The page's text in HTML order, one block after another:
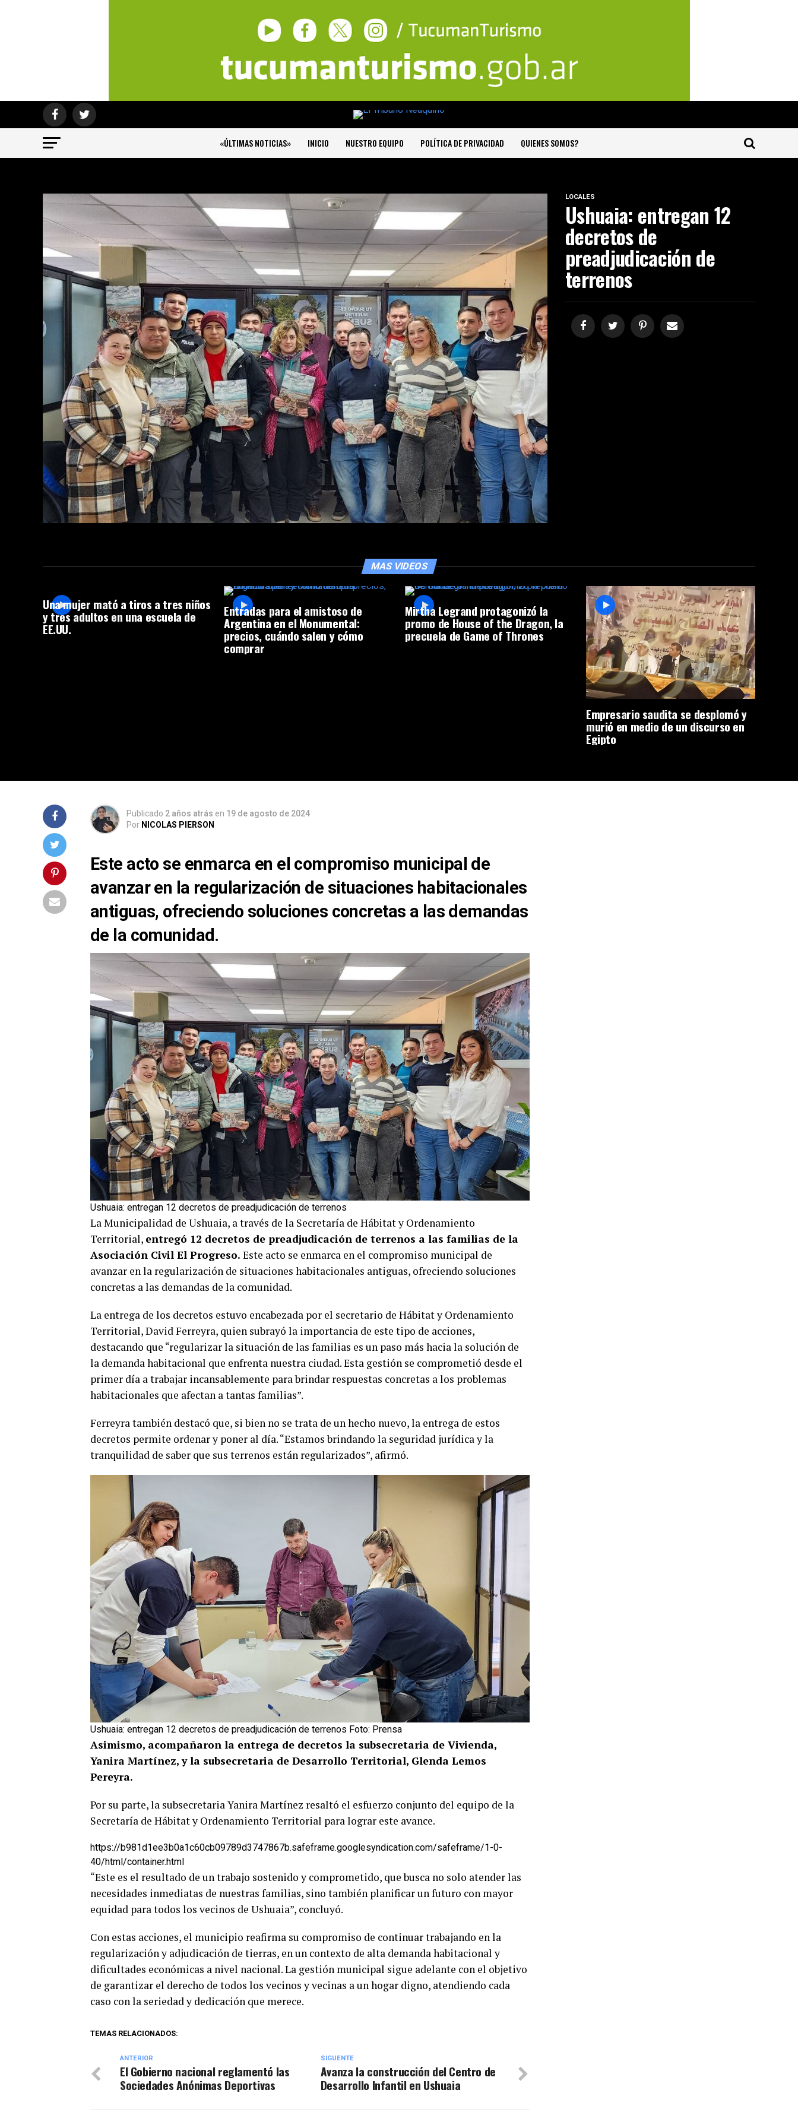
«ÚLTIMAS NOTICIAS» INICIO NUESTRO EQUIPO POLÍTICA DE PRIVACIDAD QUIENES SOMOS?
LOCALES
Ushuaia: entregan 12
decretos de
preadjudicación de
terrenos
MAS VIDEOS
Una mujer mató a tiros a tres niños
y tres adultos en una escuela de
EE.UU.
Entradas para el amistoso de
Argentina en el Monumental:
precios, cuándo salen y cómo
comprar
Mirtha Legrand protagonizó la
promo de House of the Dragon, la
precuela de Game of Thrones
Empresario saudita se desplomó y
murió en medio de un discurso en
Egipto
Publicado 2 años atrás en 19 de agosto de 2024
Por NICOLAS PIERSON
Este acto se enmarca en el compromiso municipal de
avanzar en la regularización de situaciones habitacionales
antiguas, ofreciendo soluciones concretas a las demandas
de la comunidad.
Ushuaia: entregan 12 decretos de preadjudicación de terrenos
La Municipalidad de Ushuaia, a través de la Secretaría de Hábitat y Ordenamiento
Territorial, entregó 12 decretos de preadjudicación de terrenos a las familias de la
Asociación Civil El Progreso. Este acto se enmarca en el compromiso municipal de
avanzar en la regularización de situaciones habitacionales antiguas, ofreciendo soluciones
concretas a las demandas de la comunidad.
La entrega de los decretos estuvo encabezada por el secretario de Hábitat y Ordenamiento
Territorial, David Ferreyra, quien subrayó la importancia de este tipo de acciones,
destacando que “regularizar la situación de las familias es un paso más hacia la solución de
la demanda habitacional que enfrenta nuestra ciudad. Esta gestión se comprometió desde el
primer día a trabajar incansablemente para brindar respuestas concretas a los problemas
habitacionales que afectan a tantas familias”.
Ferreyra también destacó que, si bien no se trata de un hecho nuevo, la entrega de estos
decretos permite ordenar y poner al día. “Estamos brindando la seguridad jurídica y la
tranquilidad de saber que sus terrenos están regularizados”, afirmó.
Ushuaia: entregan 12 decretos de preadjudicación de terrenos Foto: Prensa
Asimismo, acompañaron la entrega de decretos la subsecretaria de Vivienda,
Yanira Martínez, y la subsecretaria de Desarrollo Territorial, Glenda Lemos
Pereyra.
Por su parte, la subsecretaria Yanira Martínez resaltó el esfuerzo conjunto del equipo de la
Secretaría de Hábitat y Ordenamiento Territorial para lograr este avance.
https://b981d1ee3b0a1c60cb09789d3747867b.safeframe.googlesyndication.com/safeframe/1-0-
40/html/container.html
“Este es el resultado de un trabajo sostenido y comprometido, que busca no solo atender las
necesidades inmediatas de nuestras familias, sino también planificar un futuro con mayor
equidad para todos los vecinos de Ushuaia”, concluyó.
Con estas acciones, el municipio reafirma su compromiso de continuar trabajando en la
regularización y adjudicación de tierras, en un contexto de alta demanda habitacional y
dificultades económicas a nivel nacional. La gestión municipal sigue adelante con el objetivo
de garantizar el derecho de todos los vecinos y vecinas a un hogar digno, atendiendo cada
caso con la seriedad y dedicación que merece.
TEMAS RELACIONADOS:
SIGUENTE
Avanza la construcción del Centro de
Desarrollo Infantil en Ushuaia
ANTERIOR
El Gobierno nacional reglamentó las
Sociedades Anónimas Deportivas